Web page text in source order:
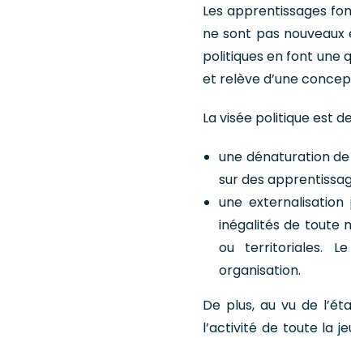
Les apprentissages
ne sont pas
politiques en font une
et relève d’une
La visée politique est
une dénaturation
sur des
une externalisation
inégalités de toute
ou territoriales.
organisation.
De plus, au vu de
l’activité de toute la